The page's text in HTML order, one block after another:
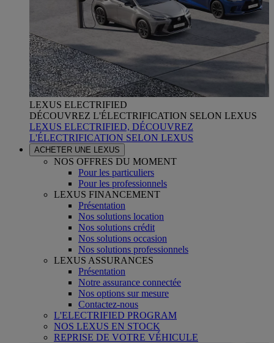
LEXUS ELECTRIFIED
DÉCOUVREZ L'ÉLECTRIFICATION SELON LEXUS
LEXUS ELECTRIFIED, DÉCOUVREZ
L'ÉLECTRIFICATION SELON LEXUS
ACHETER UNE LEXUS
NOS OFFRES DU MOMENT
Pour les particuliers
Pour les professionnels
LEXUS FINANCEMENT
Présentation
Nos solutions location
Nos solutions crédit
Nos solutions occasion
Nos solutions professionnels
LEXUS ASSURANCES
Présentation
Notre assurance connectée
Nos options sur mesure
Contactez-nous
L'ELECTRIFIED PROGRAM
NOS LEXUS EN STOCK
REPRISE DE VOTRE VÉHICULE